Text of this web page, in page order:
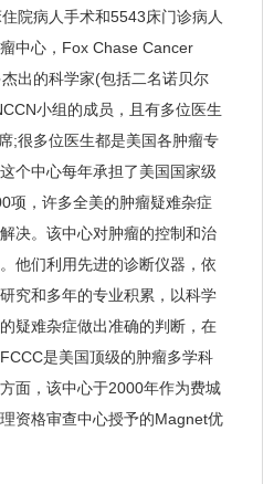
院病人手术和5543床门诊病人
中心，Fox Chase Cancer
出的科学家(包括二名诺贝尔
小组的成员，且有多位医生
;很多位医生都是美国各肿瘤专
个中心每年承担了美国国家级
项，许多全美的肿瘤疑难杂症
决。该中心对肿瘤的控制和治
他们利用先进的诊断仪器，依
究和多年的专业积累，以科学
疑难杂症做出准确的判断，在
是美国顶级的肿瘤多学科
面，该中心于2000年作为费城
资格审查中心授予的Magnet优